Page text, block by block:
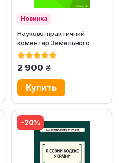
Новинка
Науково-практичний
коментар Земельного
кодексу України
2 900 грн.
-20%